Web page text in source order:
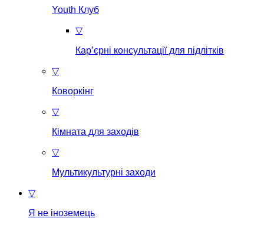
Youth Клуб
▽
Кар’єрні консультації для підлітків
▽
Коворкінг
▽
Кімната для заходів
▽
Мультикультурні заходи
▽
Я не іноземець